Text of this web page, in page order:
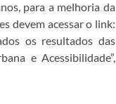
para a melhoria da
devem acessar o link:
os resultados das
e Acessibilidade”,